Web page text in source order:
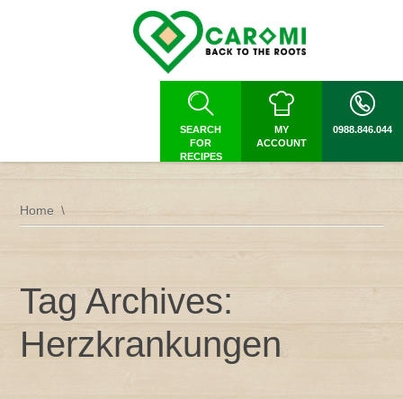
SEARCH
FOR
RECIPES
MY
ACCOUNT
0988.846.044
Home
Tag Archives:
Herzkrankungen